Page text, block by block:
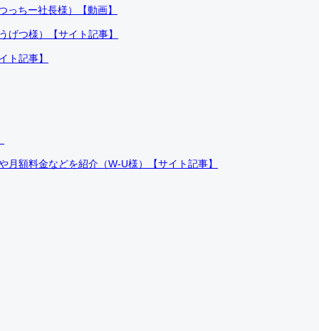
ちー社長様）【動画】
げつ様）【サイト記事】
ト記事】
額料金などを紹介（W-U様）【サイト記事】